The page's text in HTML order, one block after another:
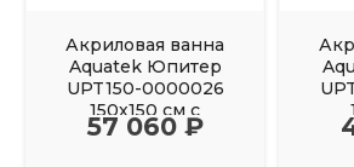
Акриловая ванна
Aquatek Юпитер
UPT150-0000026
150х150 см с
фронтальным
57 060 ₽